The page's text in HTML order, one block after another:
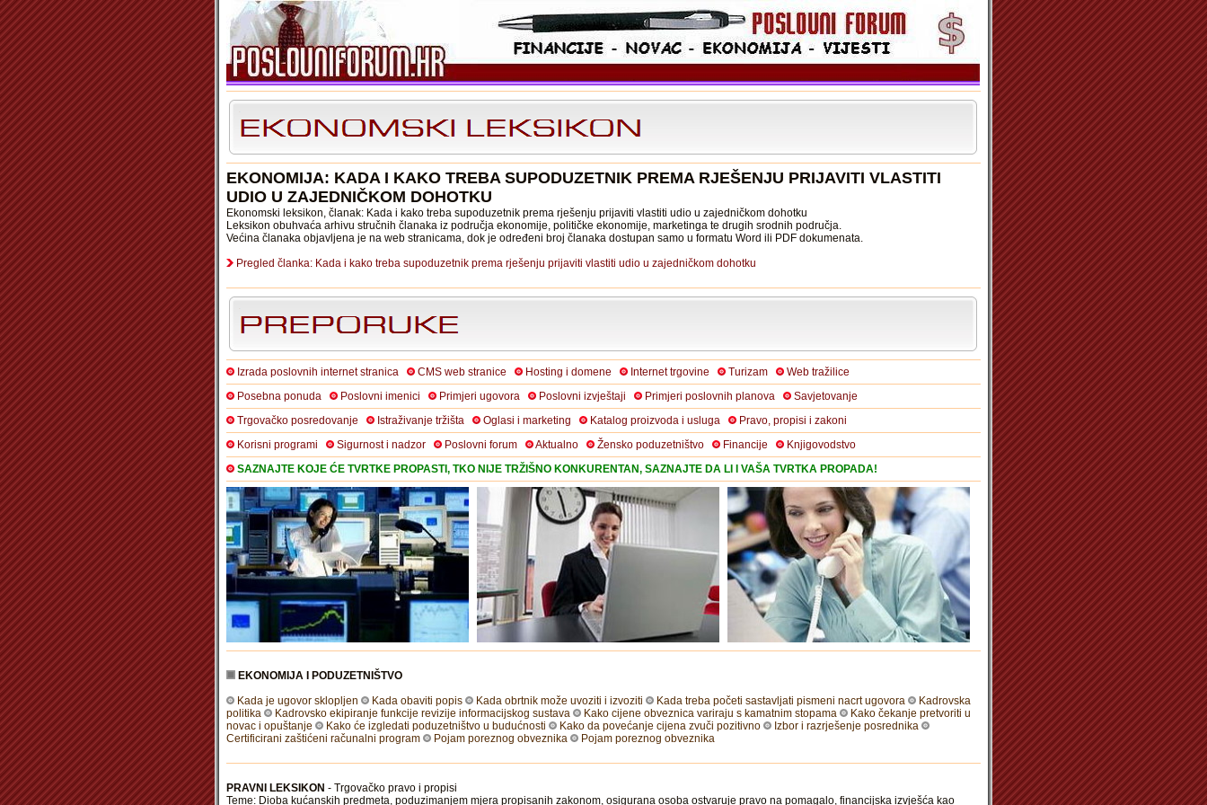
EKONOMIJA: KADA I KAKO TREBA SUPODUZETNIK PREMA RJEŠENJU PRIJAVITI VLASTITI
UDIO U ZAJEDNIČKOM DOHOTKU
Ekonomski leksikon, članak: Kada i kako treba supoduzetnik prema rješenju prijaviti vlastiti udio u zajedničkom dohotku
Leksikon obuhvaća arhivu stručnih članaka iz područja ekonomije, političke ekonomije, marketinga te drugih srodnih područja.
Većina članaka objavljena je na web stranicama, dok je određeni broj članaka dostupan samo u formatu Word ili PDF dokumenata.
Pregled članka: Kada i kako treba supoduzetnik prema rješenju prijaviti vlastiti udio u zajedničkom dohotku
Izrada poslovnih internet stranica CMS web stranice Hosting i domene Internet trgovine Turizam
Web tražilice
Posebna ponuda
Poslovni imenici Primjeri ugovora Poslovni izvještaji Primjeri poslovnih planova
Savjetovanje
Trgovačko posredovanje
Istraživanje tržišta Oglasi i marketing Katalog proizvoda i usluga
Pravo, propisi i zakoni
Korisni programi
Sigurnost i nadzor Poslovni forum Aktualno Žensko poduzetništvo Financije
Knjigovodstvo
SAZNAJTE KOJE ĆE TVRTKE PROPASTI, TKO NIJE TRŽIŠNO KONKURENTAN, SAZNAJTE DA LI I VAŠA TVRTKA PROPADA!
EKONOMIJA I PODUZETNIŠTVO
Kada je ugovor sklopljen
Kada obaviti popis Kada obrtnik može uvoziti i izvoziti Kada treba početi sastavljati pismeni nacrt ugovora
Kadrovska
politika
Kadrovsko ekipiranje funkcije revizije informacijskog sustava Kako cijene obveznica variraju s kamatnim stopama
Kako čekanje pretvoriti u
novac i opuštanje
Kako će izgledati poduzetništvo u budućnosti Kako da povećanje cijena zvuči pozitivno
Izbor i razrješenje posrednika
Certificirani zaštićeni računalni program
Pojam poreznog obveznika Pojam poreznog obveznika
PRAVNI LEKSIKON - Trgovačko pravo i propisi
Teme: Dioba kućanskih predmeta, poduzimanjem mjera propisanih zakonom, osigurana osoba ostvaruje pravo na pomagalo, financijska izvješća kao